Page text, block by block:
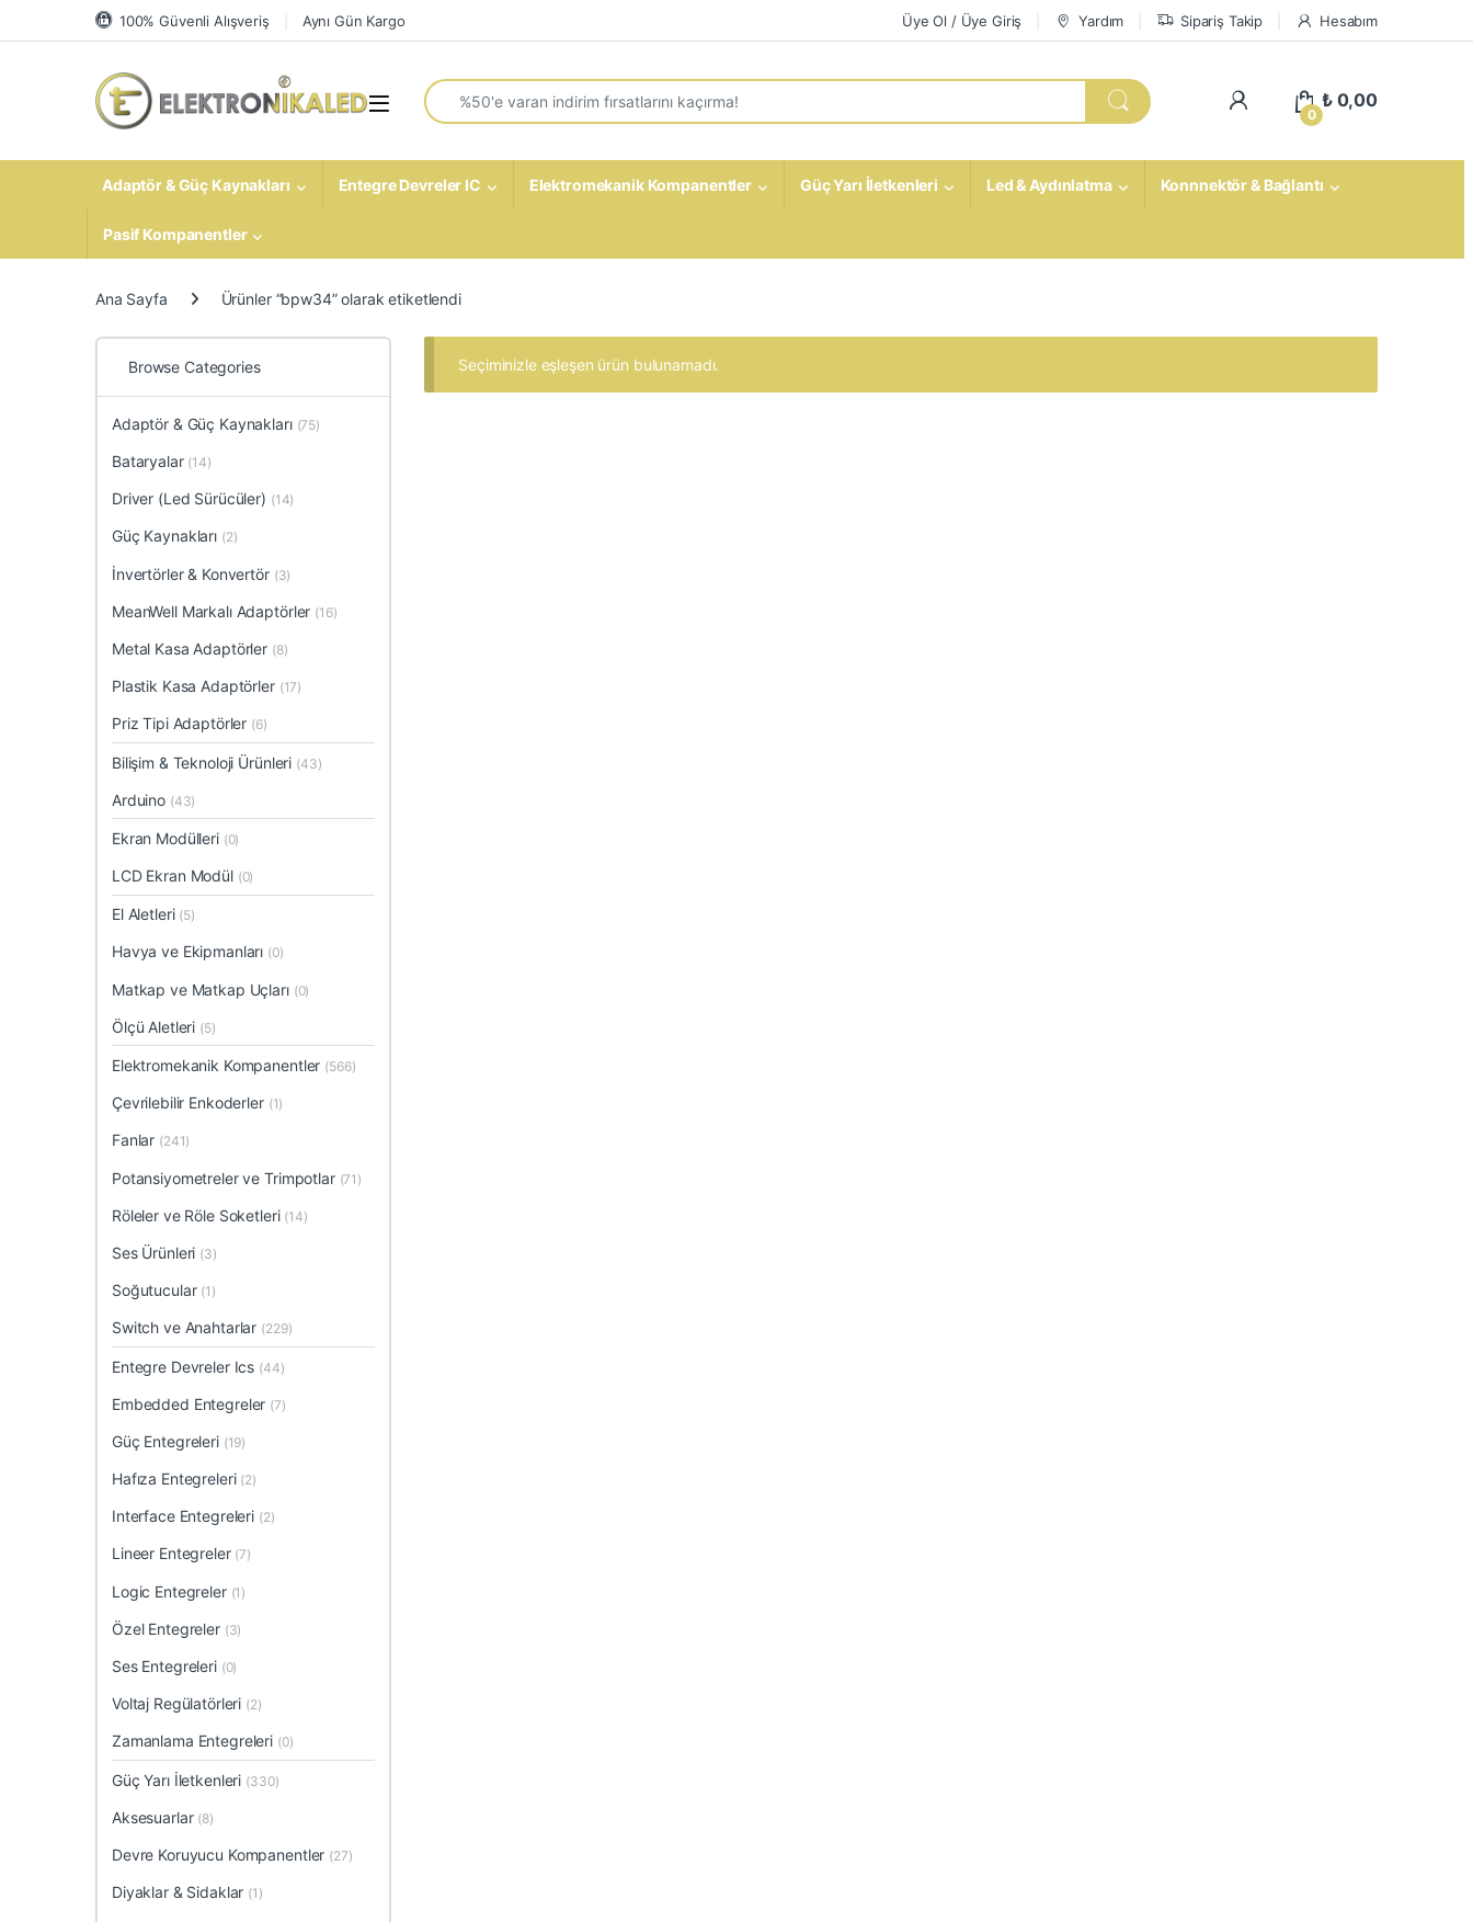
Skip to navigation
Skip to content 100% Güvenli Alışveriş Aynı Gün Kargo Üye Ol / Üye Giriş Yardım Sipariş Takip Hesabım
Open
Search for:
My Account
0
₺0,00
Adaptör & Güç Kaynakları Entegre Devreler IC Elektromekanik Kompanentler Güç Yarı İletkenleri Led & Aydınlatma Konnnektör & Bağlantı
Pasif Kompanentler
Ana Sayfa Ürünler “bpw34” olarak etiketlendi
Seçiminizle eşleşen ürün bulunamadı.
Browse Categories
Adaptör & Güç Kaynakları (75)
Bataryalar (14)
Driver (Led Sürücüler) (14)
Güç Kaynakları (2)
İnvertörler & Konvertör (3)
MeanWell Markalı Adaptörler (16)
Metal Kasa Adaptörler (8)
Plastik Kasa Adaptörler (17)
Priz Tipi Adaptörler (6)
Bilişim & Teknoloji Ürünleri (43)
Arduino (43)
Ekran Modülleri (0)
LCD Ekran Modül (0)
El Aletleri (5)
Havya ve Ekipmanları (0)
Matkap ve Matkap Uçları (0)
Ölçü Aletleri (5)
Elektromekanik Kompanentler (566)
Çevrilebilir Enkoderler (1)
Fanlar (241)
Potansiyometreler ve Trimpotlar (71)
Röleler ve Röle Soketleri (14)
Ses Ürünleri (3)
Soğutucular (1)
Switch ve Anahtarlar (229)
Entegre Devreler Ics (44)
Embedded Entegreler (7)
Güç Entegreleri (19)
Hafıza Entegreleri (2)
Interface Entegreleri (2)
Lineer Entegreler (7)
Logic Entegreler (1)
Özel Entegreler (3)
Ses Entegreleri (0)
Voltaj Regülatörleri (2)
Zamanlama Entegreleri (0)
Güç Yarı İletkenleri (330)
Aksesuarlar (8)
Devre Koruyucu Kompanentler (27)
Diyaklar & Sidaklar (1)